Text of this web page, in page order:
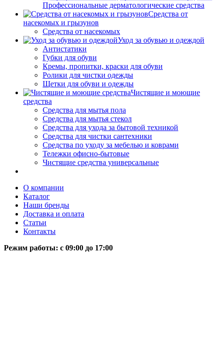
Профессиональные дерматологические средства
Средства от
насекомых и грызунов
Средства от насекомых
Уход за обувью и одеждой
Антистатики
Губки для обуви
Кремы, пропитки, краски для обуви
Ролики для чистки одежды
Щетки для обуви и одежды
Чистящие и моющие
средства
Средства для мытья пола
Средства для мытья стекол
Средства для ухода за бытовой техникой
Средства для чистки сантехники
Средства по уходу за мебелью и коврами
Тележки офисно-бытовые
Чистящие средства универсальные
О компании
Каталог
Наши бренды
Доставка и оплата
Статьи
Контакты
Режим работы: c 09:00 до 17:00